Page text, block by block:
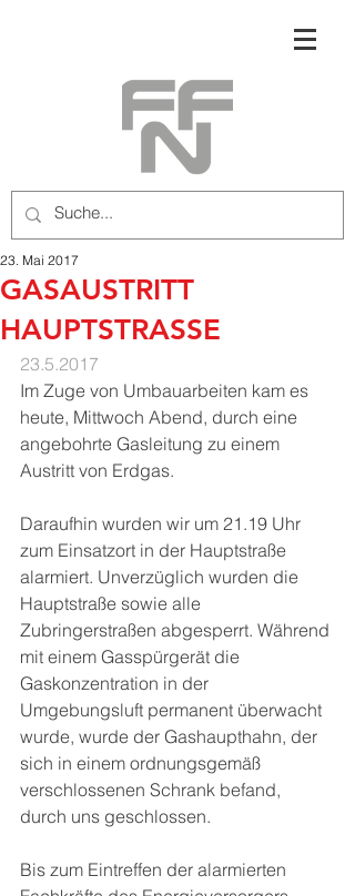
GASAUSTRITT
HAUPTSTRASSE
23. Mai 2017
23.5.2017
Im Zuge von Umbauarbeiten kam es
heute, Mittwoch Abend, durch eine
angebohrte Gasleitung zu einem
Austritt von Erdgas.
Daraufhin wurden wir um 21.19 Uhr
zum Einsatzort in der Hauptstraße
alarmiert. Unverzüglich wurden die
Hauptstraße sowie alle
Zubringerstraßen abgesperrt. Während
mit einem Gasspürgerät die
Gaskonzentration in der
Umgebungsluft permanent überwacht
wurde, wurde der Gashaupthahn, der
sich in einem ordnungsgemäß
verschlossenen Schrank befand,
durch uns geschlossen.
Bis zum Eintreffen der alarmierten